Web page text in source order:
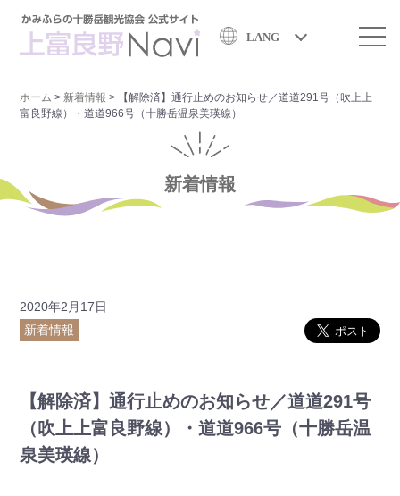
LANG
ホーム > 新着情報 >
【解除済】通行止めのお知らせ／道道291号（吹上上
富良野線）・道道966号（十勝岳温泉美瑛線）
新着情報
2020年2月17日
新着情報
【解除済】通行止めのお知らせ／道道291号
（吹上上富良野線）・道道966号（十勝岳温
泉美瑛線）